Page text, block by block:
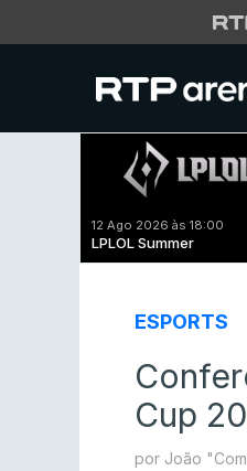
12 Ago 2026 às 18:00
LPLOL Summer
ESPORTS
Cup
por João